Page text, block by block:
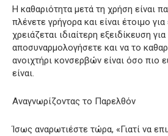
Η καθαριότητα μετά τη χρήση είναι
πλένετε γρήγορα και είναι έτοιμο
χρειάζεται ιδιαίτερη εξειδίκευση
αποσυναρμολογήσετε και να το
ανοιχτήρι κονσερβών είναι όσο πιο
είναι.
Αναγνωρίζοντας το Παρελθόν
Ίσως αναρωτιέστε τώρα, «Γιατί να